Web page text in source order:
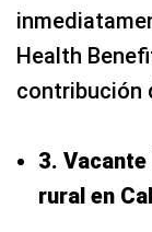
Health
contribución
3.
rural en